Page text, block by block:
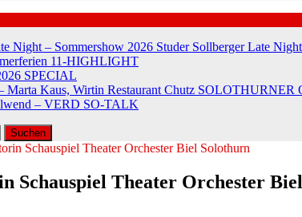
Night – Sommershow 2026 Studer Sollberger Late Night
11-HIGHLIGHT
SPECIAL
Marta Kaus, Wirtin Restaurant Chutz SOLOTHURNER
– VERD SO-TALK
Schauspiel Theater Orchester Biel Solothurn
Schauspiel Theater Orchester